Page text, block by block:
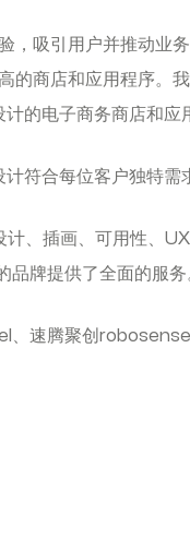
，吸引用户并推动业
的商店和应用程序。
的电子商务商店和应
符合每位客户独特需
、插画、可用性、
品牌提供了全面的服务
速腾聚创